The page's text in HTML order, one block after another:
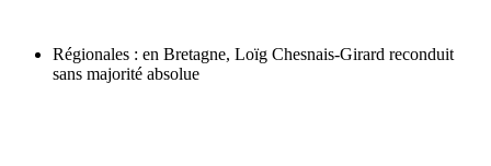
Régionales : en Bretagne, Loïg Chesnais-Girard reconduit
sans majorité absolue